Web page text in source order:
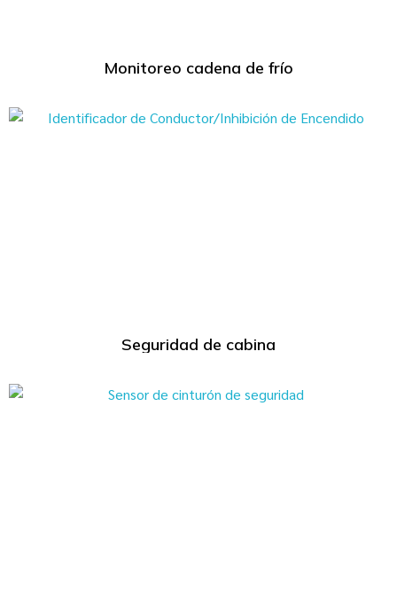
Monitoreo cadena de frío
Seguridad de cabina